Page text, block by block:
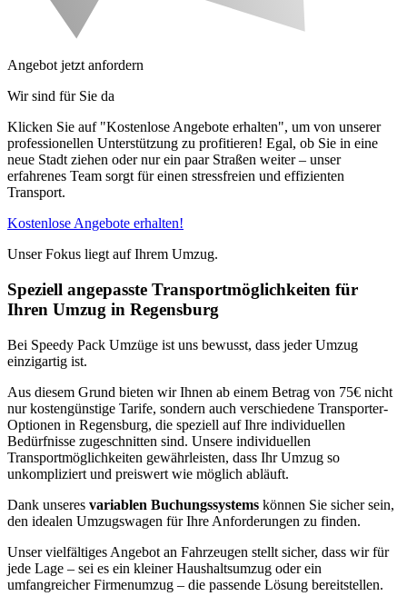
Angebot jetzt anfordern
Wir sind für Sie da
Klicken Sie auf "Kostenlose Angebote erhalten", um von unserer
professionellen Unterstützung zu profitieren! Egal, ob Sie in eine
neue Stadt ziehen oder nur ein paar Straßen weiter – unser
erfahrenes Team sorgt für einen stressfreien und effizienten
Transport.
Kostenlose Angebote erhalten!
Unser Fokus liegt auf Ihrem Umzug.
Speziell angepasste Transportmöglichkeiten für
Ihren Umzug in Regensburg
Bei Speedy Pack Umzüge ist uns bewusst, dass jeder Umzug
einzigartig ist.
Aus diesem Grund bieten wir Ihnen ab einem Betrag von 75€ nicht
nur kostengünstige Tarife, sondern auch verschiedene Transporter-
Optionen in Regensburg, die speziell auf Ihre individuellen
Bedürfnisse zugeschnitten sind. Unsere individuellen
Transportmöglichkeiten gewährleisten, dass Ihr Umzug so
unkompliziert und preiswert wie möglich abläuft.
Dank unseres variablen Buchungssystems können Sie sicher sein,
den idealen Umzugswagen für Ihre Anforderungen zu finden.
Unser vielfältiges Angebot an Fahrzeugen stellt sicher, dass wir für
jede Lage – sei es ein kleiner Haushaltsumzug oder ein
umfangreicher Firmenumzug – die passende Lösung bereitstellen.